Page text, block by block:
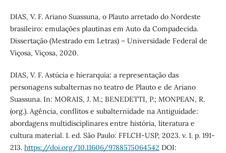
DIAS, V. F. Ariano Suassuna, o Plauto arretado do Nordeste
brasileiro: emulações plautinas em Auto da Compadecida.
Dissertação (Mestrado em Letras) – Universidade Federal de
Viçosa, Viçosa, 2020.
DIAS, V. F. Astúcia e hierarquia: a representação das
personagens subalternas no teatro de Plauto e de Ariano
Suassuna. In: MORAIS, J. M.; BENEDETTI, P.; MONPEAN, R.
(org.). Agência, conflitos e subalternidade na Antiguidade:
abordagens multidisciplinares entre história, literatura e
cultura material. 1. ed. São Paulo: FFLCH-USP, 2023. v. 1. p. 191-
213. https://doi.org/10.11606/9788575064542 DOI: